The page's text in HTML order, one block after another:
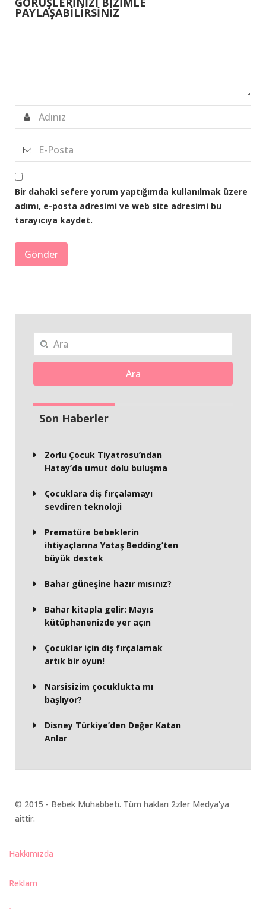
PAYLAŞABİLİRSİNİZ
Bir dahaki sefere yorum yaptığımda kullanılmak üzere
adımı, e-posta adresimi ve web site adresimi bu
tarayıcıya kaydet.
Ara
Son Haberler
Zorlu Çocuk Tiyatrosu’ndan
Hatay’da umut dolu buluşma
Çocuklara diş fırçalamayı
sevdiren teknoloji
Prematüre bebeklerin
ihtiyaçlarına Yataş Bedding’ten
büyük destek
Bahar güneşine hazır mısınız?
Bahar kitapla gelir: Mayıs
kütüphanenizde yer açın
Çocuklar için diş fırçalamak
artık bir oyun!
Narsisizim çocuklukta mı
başlıyor?
Disney Türkiye’den Değer Katan
Anlar
© 2015 - Bebek Muhabbeti. Tüm hakları 2zler Medya'ya
aittir.
Hakkımızda
Reklam